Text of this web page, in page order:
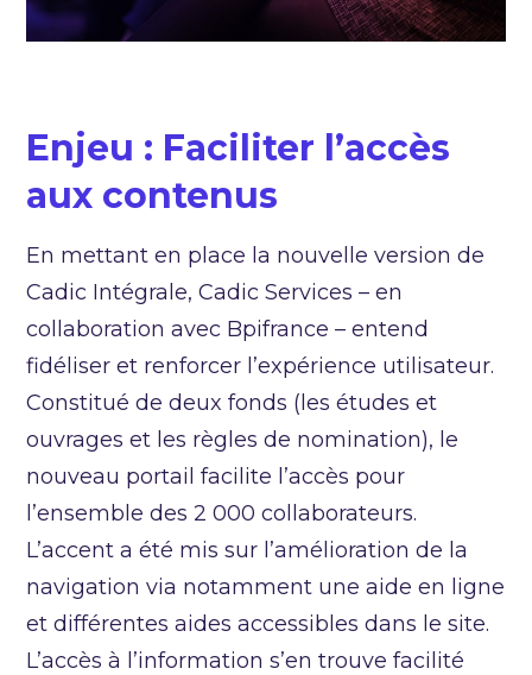
Enjeu : Faciliter l’accès
aux contenus
En mettant en place la nouvelle version de
Cadic Intégrale, Cadic Services – en
collaboration avec Bpifrance – entend
fidéliser et renforcer l’expérience utilisateur.
Constitué de deux fonds (les études et
ouvrages et les règles de nomination), le
nouveau portail facilite l’accès pour
l’ensemble des 2 000 collaborateurs.
L’accent a été mis sur l’amélioration de la
navigation via notamment une aide en ligne
et différentes aides accessibles dans le site.
L’accès à l’information s’en trouve facilité